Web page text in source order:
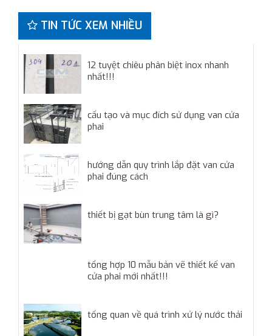
TIN TỨC XEM NHIỀU
12 tuyệt chiêu phân biệt inox nhanh
nhất!!!
cấu tạo và mục đích sử dụng van cửa
phai
hướng dẫn quy trình lắp đặt van cửa
phai đúng cách
thiết bị gạt bùn trung tâm là gì?
tổng hợp 10 mẫu bản vẽ thiết kế van
cửa phai mới nhất!!!
tổng quan về quá trình xử lý nước thải